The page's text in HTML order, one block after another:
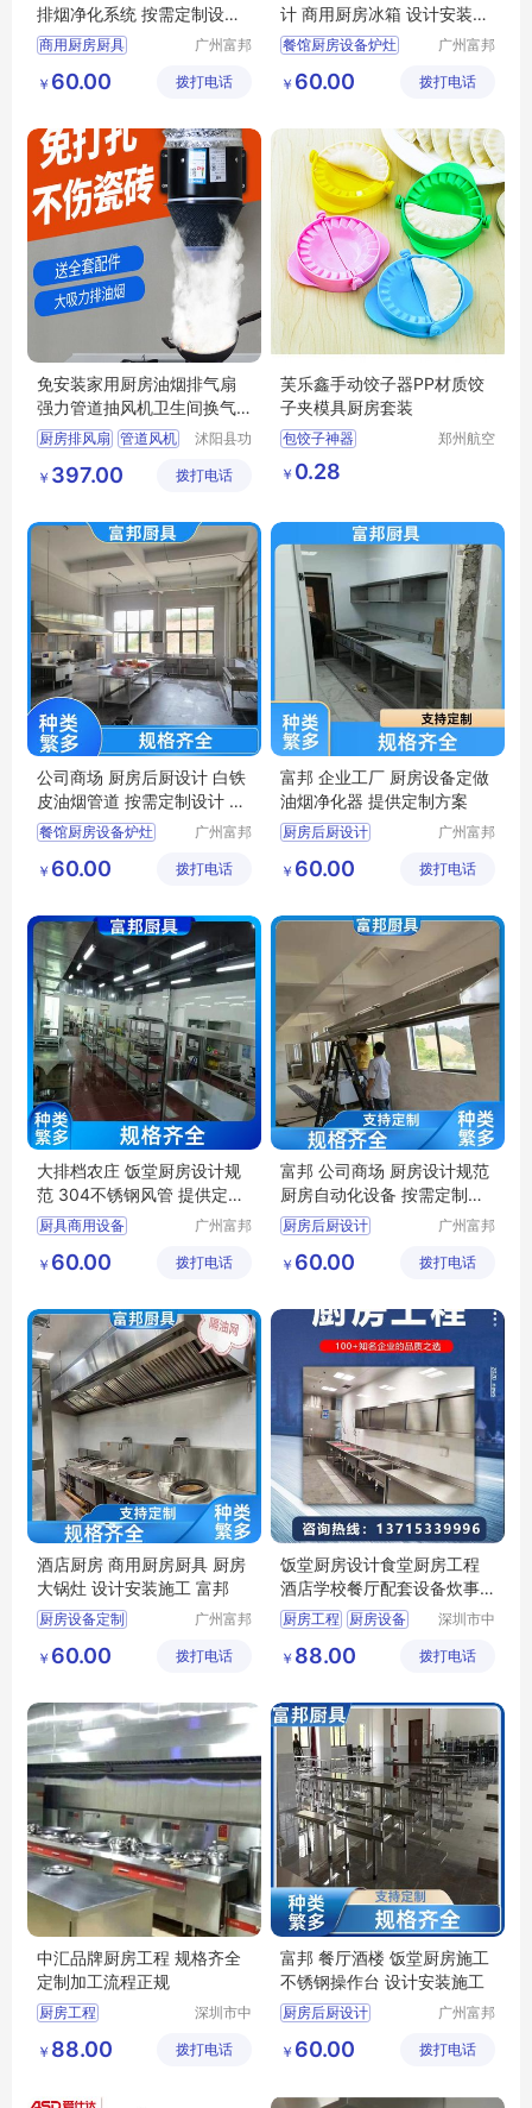
排烟净化系统 按需定制设计
富邦
商用厨房厨具
餐饮厨具设备
厨房施工方案
广州富邦
工程有限
￥ 60.00 拨打电话
计 商用厨房冰箱 设计安装施
工
餐馆厨房设备炉灶
厨房设计规范
千人饭堂厨房
广州富邦
工程有限
￥ 60.00 拨打电话
免安装家用厨房油烟排气扇
强力管道抽风机卫生间换气
扇租房排风扇
厨房排风扇 管道风机
卫生间排风扇
沭阳县功
子商务有
￥ 397.00 拨打电话
芙乐鑫手动饺子器PP材质饺
子夹模具厨房套装
包饺子神器
包饺子工具
厨房小工具
郑州航空
￥ 0.28
公司商场 厨房后厨设计 白铁
皮油烟管道 按需定制设计 富
邦
餐馆厨房设备炉灶
饭堂厨房设计规范
厨房设计规范
广州富邦
工程有限
￥ 60.00 拨打电话
富邦 企业工厂 厨房设备定做
油烟净化器 提供定制方案
厨房后厨设计
厨房炊事设备
厨房设备配套
广州富邦
工程有限
￥ 60.00 拨打电话
大排档农庄 饭堂厨房设计规
范 304不锈钢风管 提供定制
方案 富邦
厨具商用设备
饭堂厨房设计规范
厨具安装服务
广州富邦
工程有限
￥ 60.00 拨打电话
富邦 公司商场 厨房设计规范
厨房自动化设备 按需定制设
计
厨房后厨设计
厨房工程布局
食堂厨房设备
广州富邦
工程有限
￥ 60.00 拨打电话
酒店厨房 商用厨房厨具 厨房
大锅灶 设计安装施工 富邦
厨房设备定制
厨房炊事设备
厨具供应商
广州富邦
工程有限
￥ 60.00 拨打电话
饭堂厨房设计食堂厨房工程
酒店学校餐厅配套设备炊事
煤气灶商用
厨房工程 厨房设备
深圳市中
备有限公
￥ 88.00 拨打电话
中汇品牌厨房工程 规格齐全
定制加工流程正规
厨房工程
深圳市中
备有限公
￥ 88.00 拨打电话
富邦 餐厅酒楼 饭堂厨房施工
不锈钢操作台 设计安装施工
厨房后厨设计
厨房炊事设备
厨房改造设计
广州富邦
工程有限
￥ 60.00 拨打电话